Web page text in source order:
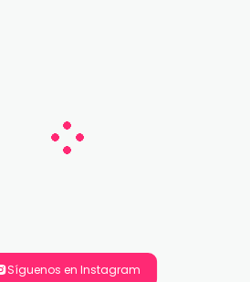
Síguenos en Instagram